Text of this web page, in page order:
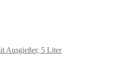
Ausgießer, 5 Liter